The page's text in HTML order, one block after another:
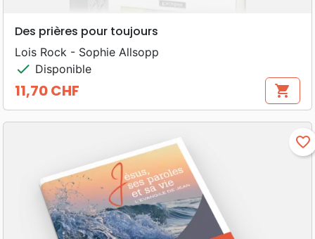
Des prières pour toujours
Lois Rock - Sophie Allsopp
check Disponible
Prix
11,70 CHF shopping_cart
favorite_border